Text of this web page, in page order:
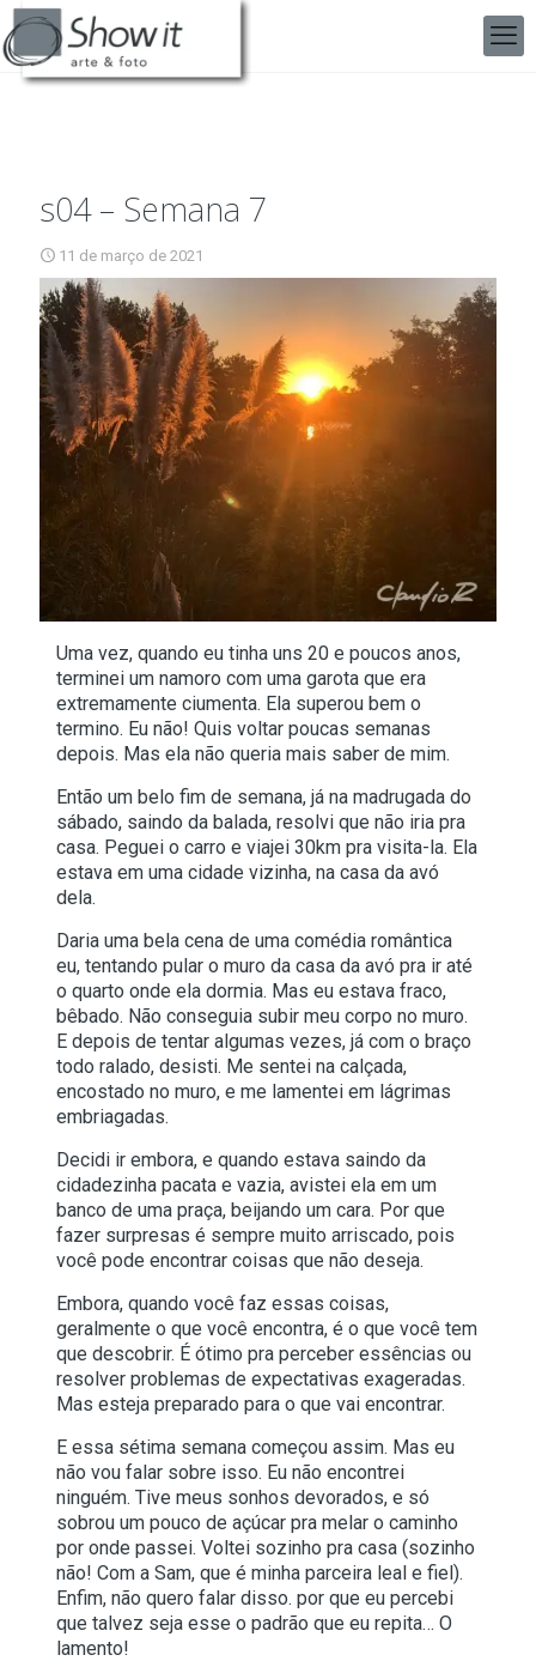
s04 – Semana 7
11 de março de 2021
Uma vez, quando eu tinha uns 20 e poucos anos,
terminei um namoro com uma garota que era
extremamente ciumenta. Ela superou bem o
termino. Eu não! Quis voltar poucas semanas
depois. Mas ela não queria mais saber de mim.
Então um belo fim de semana, já na madrugada do
sábado, saindo da balada, resolvi que não iria pra
casa. Peguei o carro e viajei 30km pra visita-la. Ela
estava em uma cidade vizinha, na casa da avó
dela.
Daria uma bela cena de uma comédia romântica
eu, tentando pular o muro da casa da avó pra ir até
o quarto onde ela dormia. Mas eu estava fraco,
bêbado. Não conseguia subir meu corpo no muro.
E depois de tentar algumas vezes, já com o braço
todo ralado, desisti. Me sentei na calçada,
encostado no muro, e me lamentei em lágrimas
embriagadas.
Decidi ir embora, e quando estava saindo da
cidadezinha pacata e vazia, avistei ela em um
banco de uma praça, beijando um cara. Por que
fazer surpresas é sempre muito arriscado, pois
você pode encontrar coisas que não deseja.
Embora, quando você faz essas coisas,
geralmente o que você encontra, é o que você tem
que descobrir. É ótimo pra perceber essências ou
resolver problemas de expectativas exageradas.
Mas esteja preparado para o que vai encontrar.
E essa sétima semana começou assim. Mas eu
não vou falar sobre isso. Eu não encontrei
ninguém. Tive meus sonhos devorados, e só
sobrou um pouco de açúcar pra melar o caminho
por onde passei. Voltei sozinho pra casa (sozinho
não! Com a Sam, que é minha parceira leal e fiel).
Enfim, não quero falar disso. por que eu percebi
que talvez seja esse o padrão que eu repita… O
lamento!